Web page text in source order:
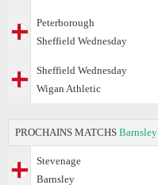
Peterborough
Sheffield Wednesday
Sheffield Wednesday
Wigan Athletic
PROCHAINS MATCHS Barnsley
Stevenage
Barnsley